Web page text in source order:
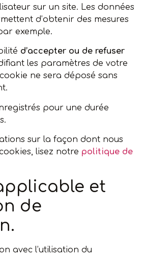
sur un site. Les données
d’obtenir des mesures
exemple.
d’accepter ou de refuser
les paramètres de votre
ne sera déposé sans
pour une durée
sur la façon dont nous
lisez notre politique de
et
de
avec l’utilisation du